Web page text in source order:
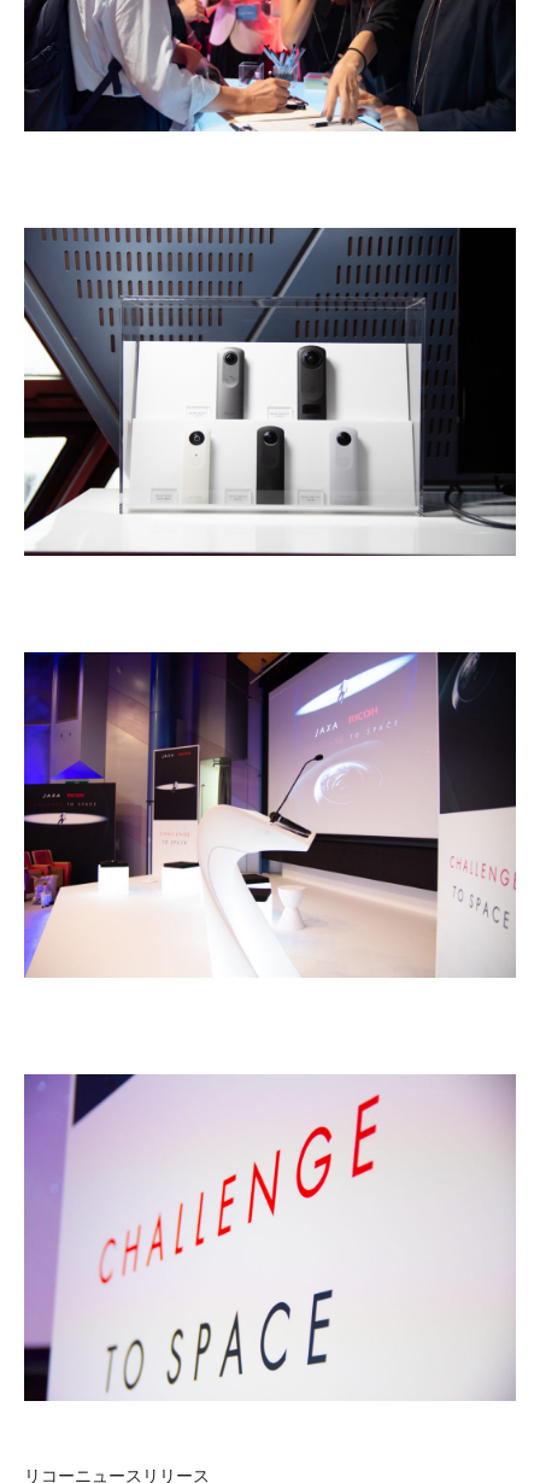
リコーニュースリリース